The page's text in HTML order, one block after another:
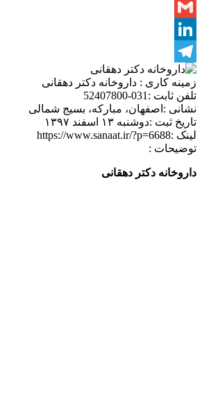
Twitter
Gmail
LinkedIn
Telegram
زمینه کاری : داروخانه دکتر دهقانی
تلفن ثابت :031-52407800
نشانی : اصفهان، مبارکه، بسیج شمالی
تاریخ ثبت :دوشنبه ۱۳ اسفند ۱۳۹۷
لینک :https://www.sanaat.ir/?p=6688
توضیحات :
داروخانه دکتر دهقانی